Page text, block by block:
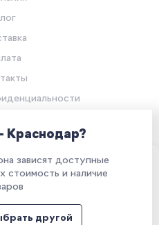
информационный характер и
куки. Продолжая им
на обработку
в соответствии с
Краснодар?
зависят доступные
стоимость и наличие
другой